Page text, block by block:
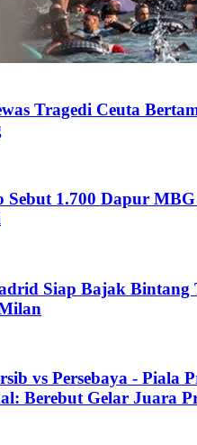
Tragedi Ceuta
Sebut 1.700 Dapur
Siap Bajak Bintang
vs Persebaya - Piala
Berebut Gelar Juara